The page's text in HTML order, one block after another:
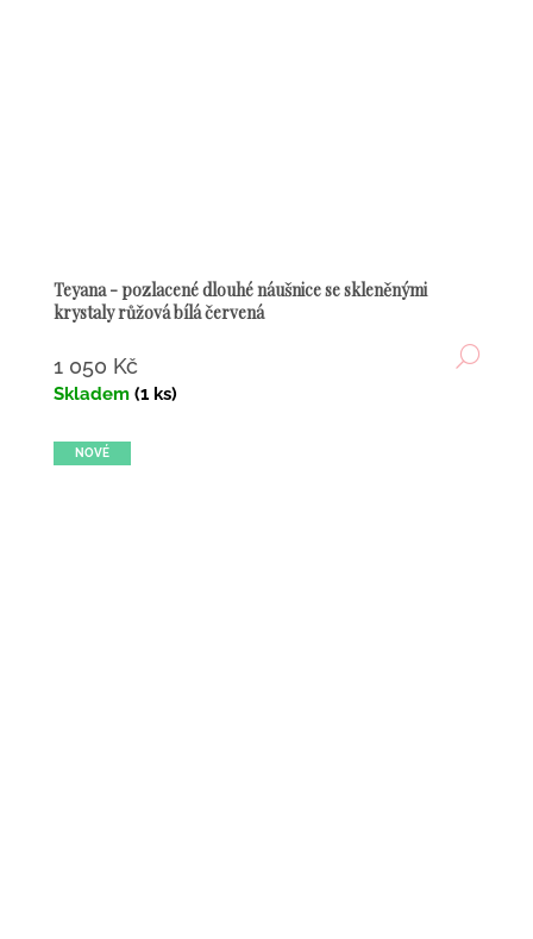
Teyana - pozlacené dlouhé náušnice se skleněnými
krystaly růžová bílá červená
1 050 Kč
Skladem (1 ks)
NOVÉ